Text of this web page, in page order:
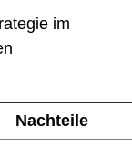
im
Nachteile